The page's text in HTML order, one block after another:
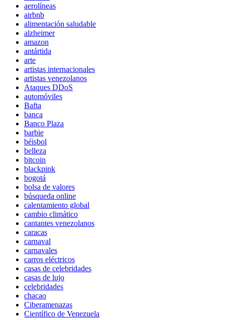
aerolíneas
airbnb
alimentación saludable
alzheimer
amazon
antártida
arte
artistas internacionales
artistas venezolanos
Ataques DDoS
automóviles
Bafta
banca
Banco Plaza
barbie
béisbol
belleza
bitcoin
blackpink
bogotá
bolsa de valores
búsqueda online
calentamiento global
cambio climático
cantantes venezolanos
caracas
carnaval
carnavales
carros eléctricos
casas de celebridades
casas de lujo
celebridades
chacao
Ciberamenazas
Científico de Venezuela